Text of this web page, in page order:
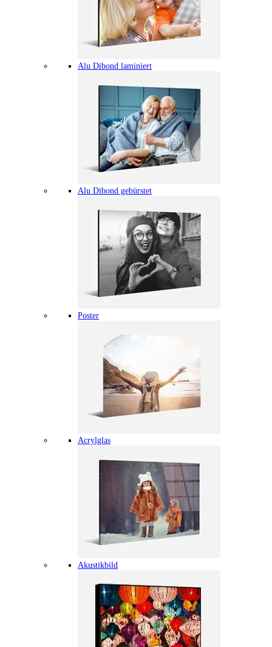
Alu Dibond laminiert
Alu Dibond gebürstet
Poster
Acrylglas
Akustikbild